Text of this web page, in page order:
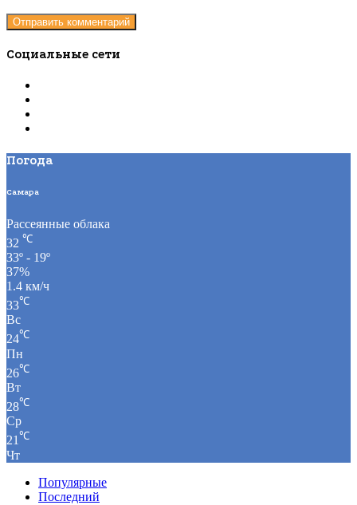
Социальные сети
Погода
Самара
Рассеянные облака
32 ℃
33º - 19º
37%
1.4 км/ч
33℃
Вс
24℃
Пн
26℃
Вт
28℃
Ср
21℃
Чт
Популярные
Последний